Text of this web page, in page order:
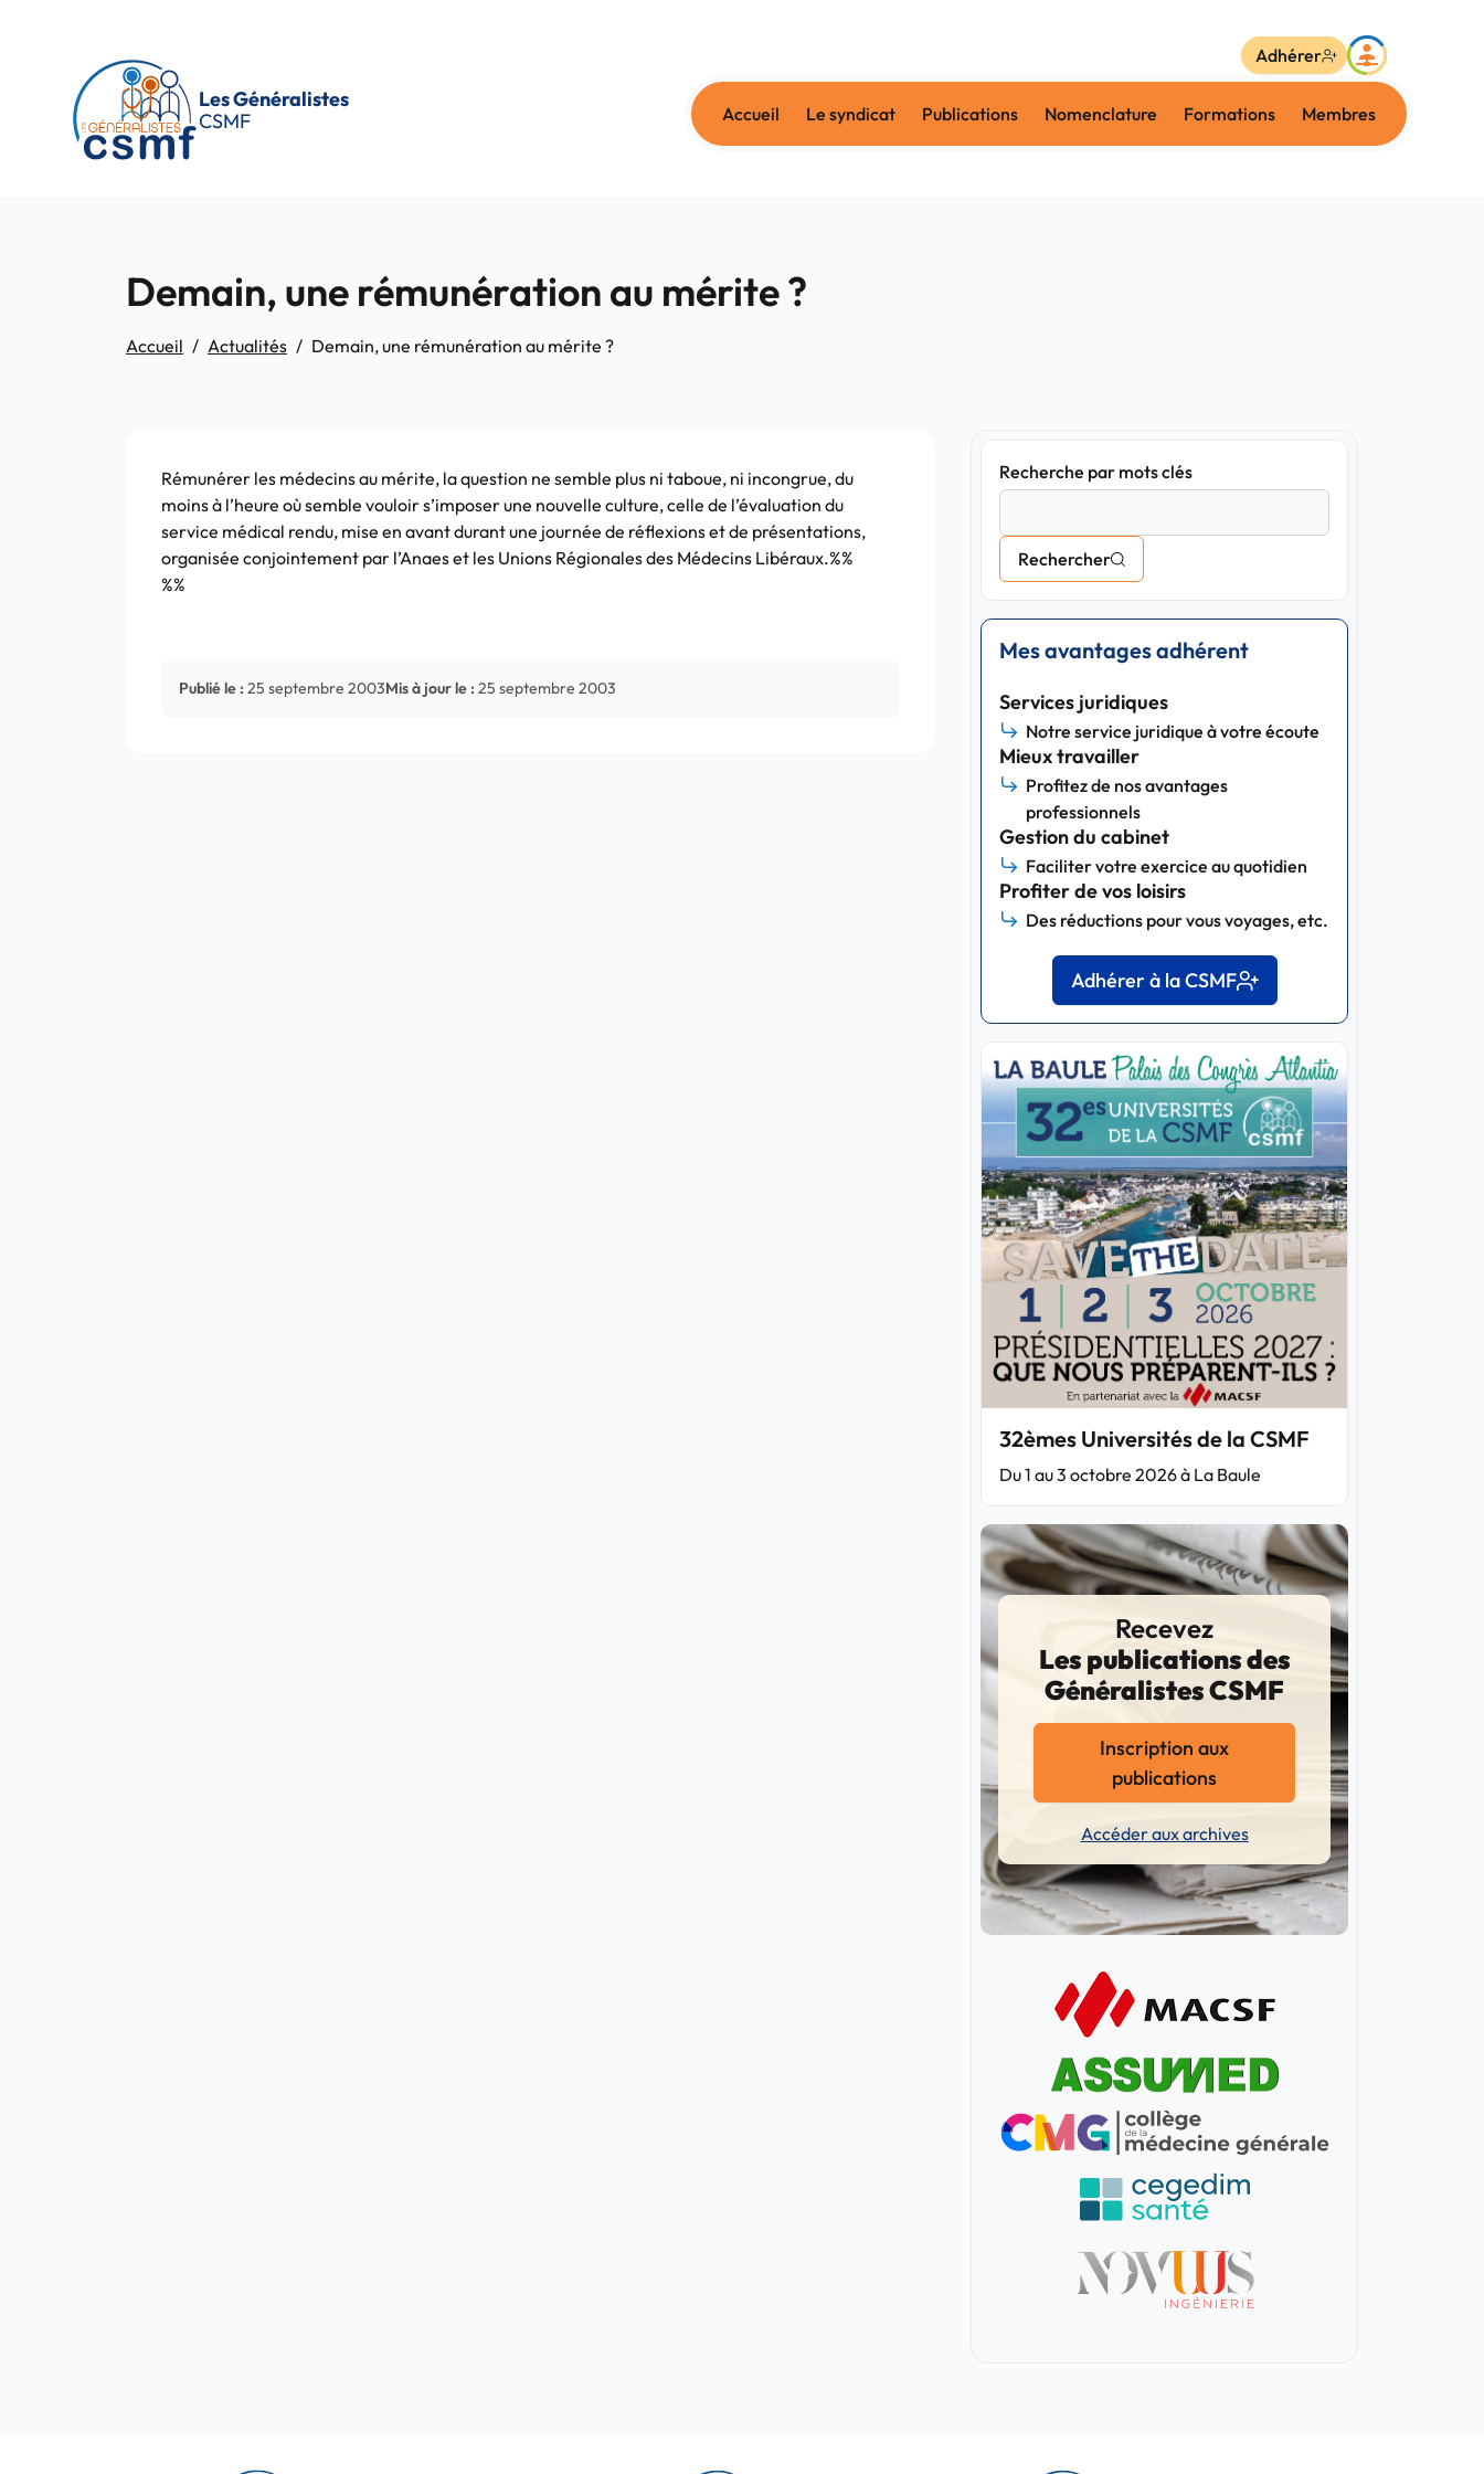
Les Généralistes
CSMF
Accueil Le syndicat Publications Nomenclature Formations Membres
Adhérer
Demain, une rémunération au mérite ?
Accueil Actualités Demain, une rémunération au mérite ?
Rémunérer les médecins au mérite, la question ne semble plus ni taboue, ni incongrue, du
moins à l’heure où semble vouloir s’imposer une nouvelle culture, celle de l’évaluation du
service médical rendu, mise en avant durant une journée de réflexions et de présentations,
organisée conjointement par l’Anaes et les Unions Régionales des Médecins Libéraux.%%
%%
Publié le : 25 septembre 2003Mis à jour le : 25 septembre 2003
Recherche par mots clés
Rechercher
Mes avantages adhérent
Services juridiques
Notre service juridique à votre écoute
Mieux travailler
Profitez de nos avantages
professionnels
Gestion du cabinet
Faciliter votre exercice au quotidien
Profiter de vos loisirs
Des réductions pour vous voyages, etc.
Adhérer à la CSMF
32èmes Universités de la CSMF
Du 1 au 3 octobre 2026 à La Baule
Recevez
Les publications des
Généralistes CSMF
Inscription aux
publications
Accéder aux archives